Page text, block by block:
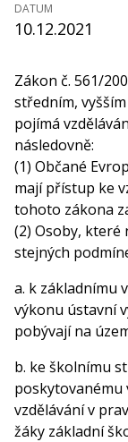
DATUM
10.12.2021
Zákon č. 561/
středním,
pojímá
následovně:
(1) Občané
mají přístup ke
tohoto zákona
(2) Osoby, které
stejných
a. k základnímu
výkonu ústavní
pobývají na
b. ke školnímu
poskytovanému
vzdělávání v
žáky základní